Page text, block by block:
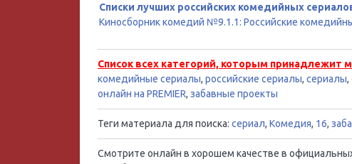
Списки лучших российских комедийных
Киносборник комедий №9.1.1: Российские
Список всех категорий, которым принадлежит
комедийные сериалы, российские сериалы, сериалы,
онлайн на PREMIER, забавные проекты
Теги материала для поиска: сериал, Комедия, 16,
Смотрите онлайн в хорошем качестве в